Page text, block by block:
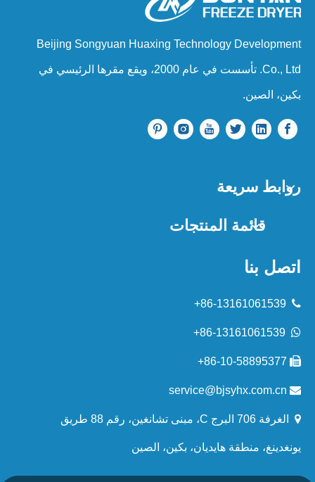
Beijing Songyuan Huaxing Technology Development
Co., Ltd. تأسست في عام 2000، ويقع مقرها الرئيسي في
بكين، الصين.
روابط سريعة
قائمة المنتجات
اتصل بنا


86-13161061539+


service@bjsyhx.com.cn
 الغرفة 706 البرج C، مبنى تشانغين، رقم 88 طريق
يونغدينغ، منطقة هايديان، بكين، الصين